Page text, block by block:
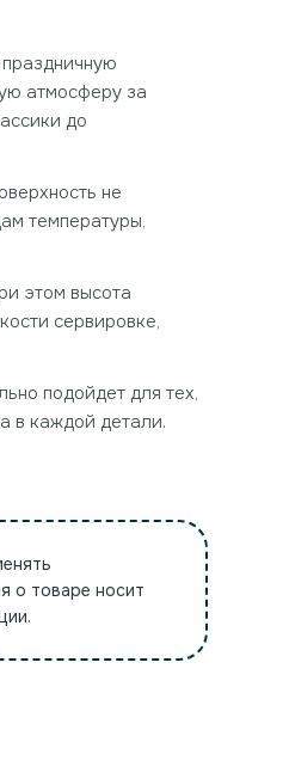
атмосферу за
до
не
температуры,
этом высота
сервировке,
подойдет для тех,
в каждой детали.
о товаре носит